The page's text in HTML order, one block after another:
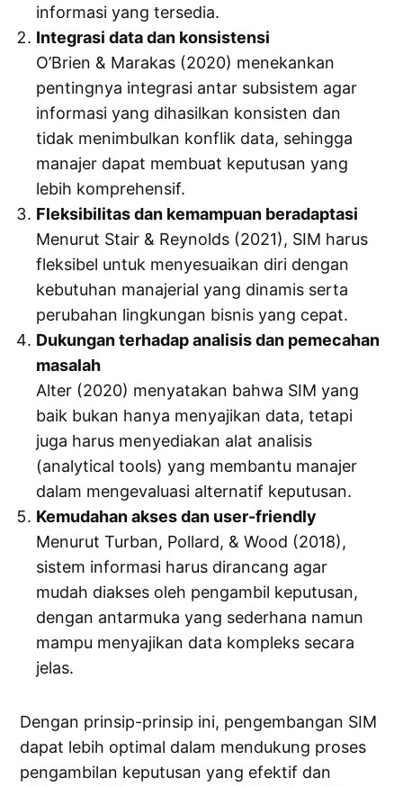
informasi yang tersedia.
Integrasi data dan konsistensi
O’Brien & Marakas (2020) menekankan
pentingnya integrasi antar subsistem agar
informasi yang dihasilkan konsisten dan
tidak menimbulkan konflik data, sehingga
manajer dapat membuat keputusan yang
lebih komprehensif.
Fleksibilitas dan kemampuan beradaptasi
Menurut Stair & Reynolds (2021), SIM harus
fleksibel untuk menyesuaikan diri dengan
kebutuhan manajerial yang dinamis serta
perubahan lingkungan bisnis yang cepat.
Dukungan terhadap analisis dan pemecahan
masalah
Alter (2020) menyatakan bahwa SIM yang
baik bukan hanya menyajikan data, tetapi
juga harus menyediakan alat analisis
(analytical tools) yang membantu manajer
dalam mengevaluasi alternatif keputusan.
Kemudahan akses dan user-friendly
Menurut Turban, Pollard, & Wood (2018),
sistem informasi harus dirancang agar
mudah diakses oleh pengambil keputusan,
dengan antarmuka yang sederhana namun
mampu menyajikan data kompleks secara
jelas.
Dengan prinsip-prinsip ini, pengembangan SIM
dapat lebih optimal dalam mendukung proses
pengambilan keputusan yang efektif dan